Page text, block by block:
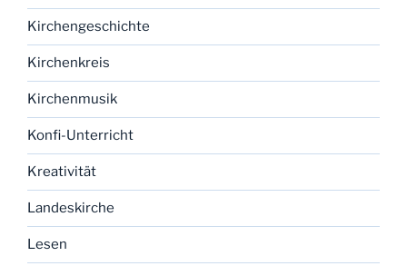
Kirchengeschichte
Kirchenkreis
Kirchenmusik
Konfi-Unterricht
Kreativität
Landeskirche
Lesen